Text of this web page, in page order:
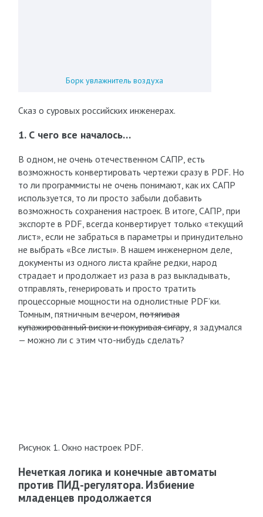
Борк увлажнитель воздуха
Сказ о суровых российских инженерах.
1. С чего все началось…
В одном, не очень отечественном САПР, есть
возможность конвертировать чертежи сразу в PDF. Но
то ли программисты не очень понимают, как их САПР
используется, то ли просто забыли добавить
возможность сохранения настроек. В итоге, САПР, при
экспорте в PDF, всегда конвертирует только «текущий
лист», если не забраться в параметры и принудительно
не выбрать «Все листы». В нашем инженерном деле,
документы из одного листа крайне редки, народ
страдает и продолжает из раза в раз выкладывать,
отправлять, генерировать и просто тратить
процессорные мощности на однолистные PDF’ки.
Томным, пятничным вечером, потягивая
купажированный виски и покуривая сигару, я задумался
— можно ли с этим что-нибудь сделать?
Рисунок 1. Окно настроек PDF.
Нечеткая логика и конечные автоматы
против ПИД-регулятора. Избиение
младенцев продолжается